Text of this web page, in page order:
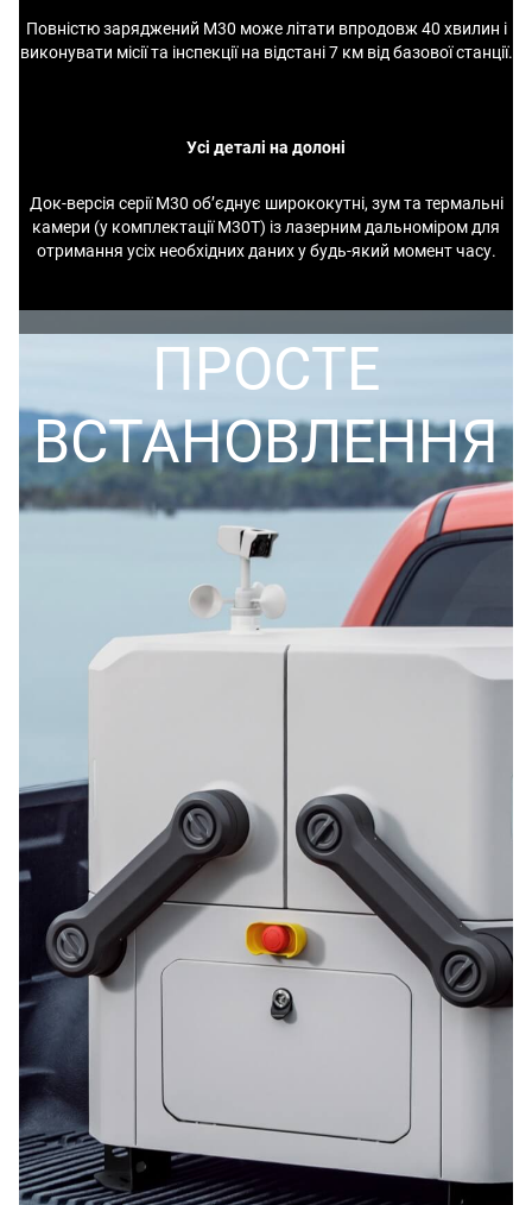
Повністю заряджений M30 може літати впродовж 40 хвилин і
виконувати місії та інспекції на відстані 7 км від базової станції.
Усі деталі на долоні
Док-версія серії M30 об’єднує ширококутні, зум та термальні
камери (у комплектації M30T) із лазерним дальноміром для
отримання усіх необхідних даних у будь-який момент часу.
ПРОСТЕ
ВСТАНОВЛЕННЯ